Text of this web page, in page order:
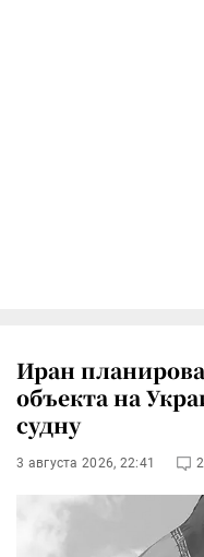
Иран
объекта на
судну
3 августа 2026, 22:41 2